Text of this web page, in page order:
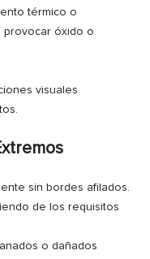
térmico o
provocar óxido o
visuales
sin bordes afilados.
de los requisitos
o dañados